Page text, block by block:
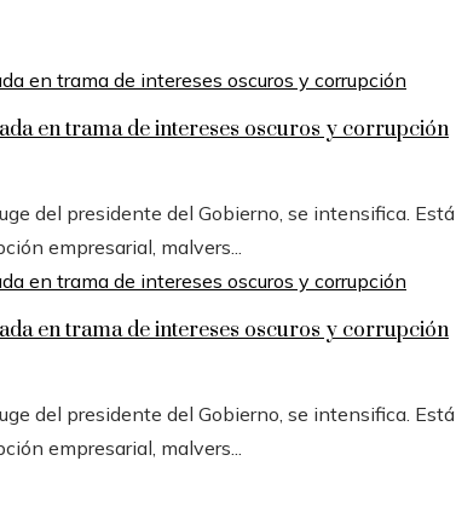
en trama de intereses oscuros y corrupción
del presidente del Gobierno, se intensifica. Está
empresarial, malvers...
en trama de intereses oscuros y corrupción
del presidente del Gobierno, se intensifica. Está
empresarial, malvers...